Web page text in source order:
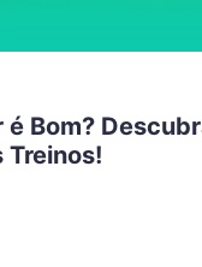
Bom?
Treinos!